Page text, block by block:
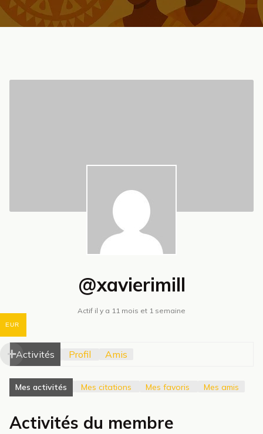
@xavierimill
Actif il y a 11 mois et 1 semaine
Activités Profil Amis
Mes activités Mes citations Mes favoris Mes amis
Activités du membre
EUR